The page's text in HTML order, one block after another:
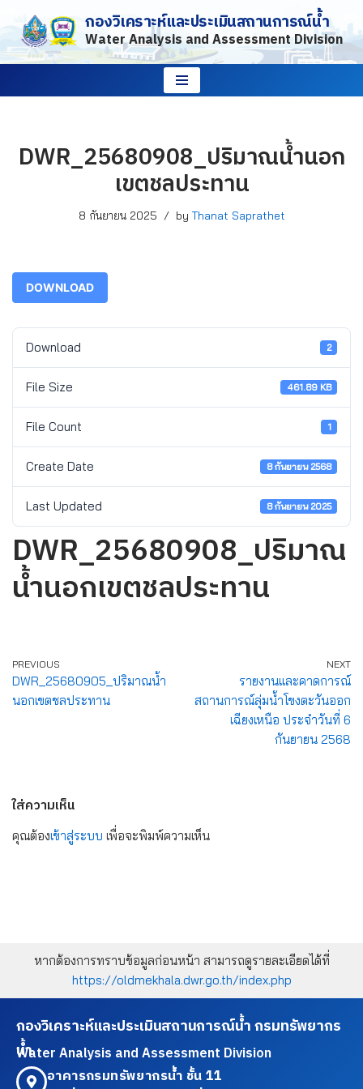
Skip
to
กองวิเคราะห์และประเมินสถานการณ์น้ำ
Water Analysis and Assessment Division
DWR_25680908_ปริมาณน้ำนอก
เขตชลประทาน
8 กันยายน 2025 by Thanat Saprathet
DOWNLOAD
Download 2
File Size 461.89 KB
File Count 1
Create Date 8 กันยายน 2568
Last Updated 8 กันยายน 2025
DWR_25680908_ปริมาณ
น้ำนอกเขตชลประทาน
PREVIOUS
DWR_25680905_ปริมาณน้ำ
นอกเขตชลประทาน
NEXT
รายงานและคาดการณ์
สถานการณ์ลุ่มน้ำโขงตะวันออก
เฉียงเหนือ ประจำวันที่ 6
กันยายน 2568
ใส่ความเห็น
คุณต้องเข้าสู่ระบบ เพื่อจะพิมพ์ความเห็น
หากต้องการทราบข้อมูลก่อนหน้า สามารถดูรายละเอียดได้ที่
https://oldmekhala.dwr.go.th/index.php
กองวิเคราะห์และประเมินสถานการณ์น้ำ กรมทรัพยากร
น้ำ
Water Analysis and Assessment Division
อาคารกรมทรัพยากรน้ำ ชั้น 11